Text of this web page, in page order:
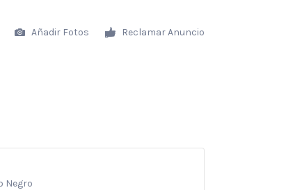
Añadir Fotos Reclamar Anuncio
Negro